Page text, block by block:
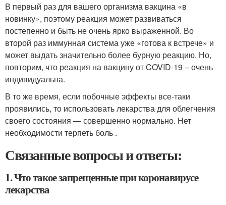
В первый раз для вашего организма вакцина «в
новинку», поэтому реакция может развиваться
постепенно и быть не очень ярко выраженной. Во
второй раз иммунная система уже «готова к встрече» и
может выдать значительно более бурную реакцию. Но,
повторим, что реакция на вакцину от COVID-19 – очень
индивидуальна.
В то же время, если побочные эффекты все-таки
проявились, то использовать лекарства для облегчения
своего состояния — совершенно нормально. Нет
необходимости терпеть боль .
Связанные вопросы и ответы:
1. Что такое запрещенные при коронавирусе
лекарства